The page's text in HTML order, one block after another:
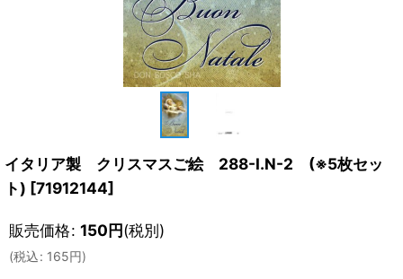
イタリア製 クリスマスご絵 288-I.N-2 (※5枚セッ
ト) [71912144]
販売価格: 150円(税別)
(税込: 165円)